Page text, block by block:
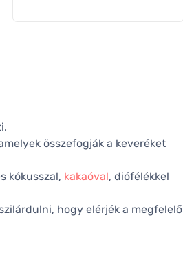
összefogják a keveréket
kókusszal, kakaóval, diófélékkel
hogy elérjék a megfelelő